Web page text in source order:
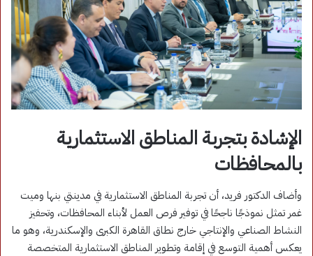
الإشادة بتجربة المناطق الاستثمارية
بالمحافظات
وأضاف الدكتور فريد، أن تجربة المناطق الاستثمارية في مدينتي بنها وميت
غمر تمثل نموذجًا ناجحًا في توفير فرص العمل لأبناء المحافظات، وتحفيز
النشاط الصناعي والإنتاجي خارج نطاق القاهرة الكبرى والإسكندرية، وهو ما
يعكس أهمية التوسع في إقامة وتطوير المناطق الاستثمارية المتخصصة